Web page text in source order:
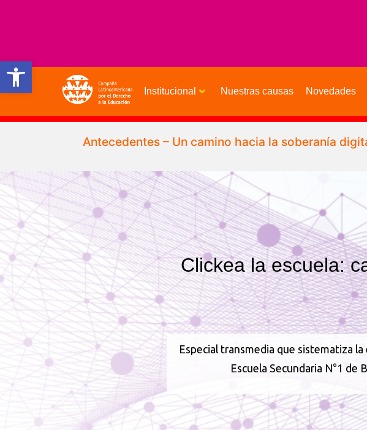
Open toolbar
Institucional Nuestras causas Novedades
Antecedentes – Un camino hacia la soberanía
Clickea la escuela:
Especial transmedia que sistematiza
Escuela Secundaria N°1